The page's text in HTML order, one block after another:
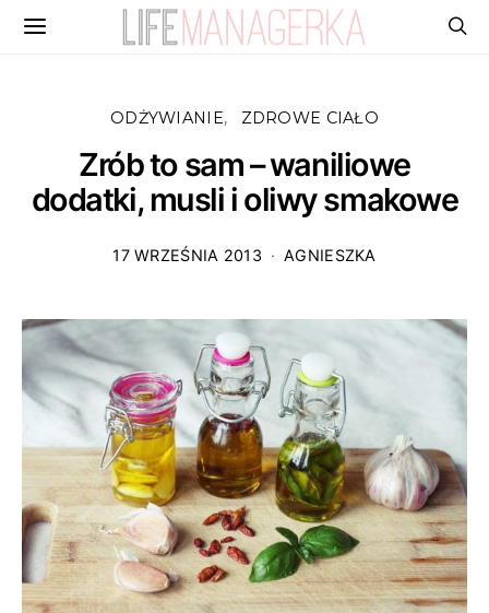
ODŻYWIANIE ZDROWE CIAŁO
Zrób to sam – waniliowe
dodatki, musli i oliwy smakowe
17 WRZEŚNIA 2013 AGNIESZKA